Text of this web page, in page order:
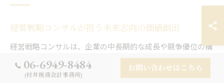
経営戦略コンサルが担う未来志向の価値創出
経営戦略コンサルは、企業の中長期的な成長や競争優位の構
築に向けて、課題の本質を見極め、未来志向の価値創出をリ
ードする役割を担います。現代の経営環境は、技術革新やグ
06-6949-8484
(村井税務会計事務所)
お問い合わせはこちら